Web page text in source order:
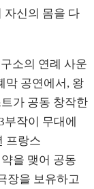
자신의 몸을 다
소의 연례 사운
막 공연에서, 왕
가 공동 창작한
작이 무대에
프랑스
을 맺어 공동
장을 보유하고